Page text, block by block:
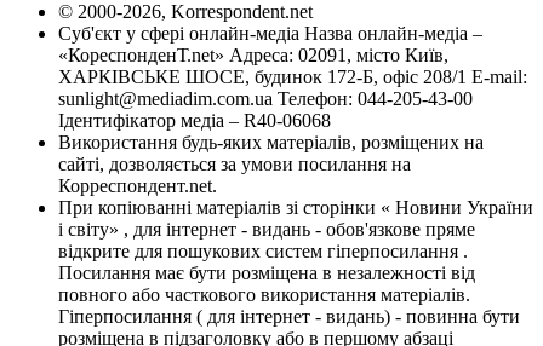
© 2000-2026, Korrespondent.net
Суб'єкт у сфері онлайн-медіа Назва онлайн-медіа –
«КореспонденТ.net» Адреса: 02091, місто Київ,
ХАРКІВСЬКЕ ШОСЕ, будинок 172-Б, офіс 208/1 E-mail:
sunlight@mediadim.com.ua Телефон: 044-205-43-00
Ідентифікатор медіа – R40-06068
Використання будь-яких матеріалів, розміщених на
сайті, дозволяється за умови посилання на
Корреспондент.net.
При копіюванні матеріалів зі сторінки « Новини України
і світу» , для інтернет - видань - обов'язкове пряме
відкрите для пошукових систем гіперпосилання .
Посилання має бути розміщена в незалежності від
повного або часткового використання матеріалів.
Гіперпосилання ( для інтернет - видань) - повинна бути
розміщена в підзаголовку або в першому абзаці